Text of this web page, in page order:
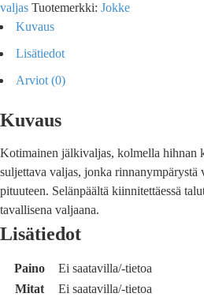
valjas Tuotemerkki: Jokke
Kuvaus
Lisätiedot
Arviot (0)
Kuvaus
Kotimainen jälkivaljas, kolmella hihnan
suljettava valjas, jonka rinnanympärystä
pituuteen. Selänpäältä kiinnitettäessä
tavallisena valjaana.
Lisätiedot
Paino
Ei saatavilla/-tietoa
Mitat
Ei saatavilla/-tietoa